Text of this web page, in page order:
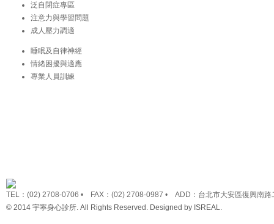
泛自閉症專區
注意力與學習問題
成人壓力調適
睡眠及自律神經
情緒困擾與適應
專業人員訓練
TEL：(02) 2708-0706 • FAX：(02) 2708-0987 • ADD：台北市大安區復興南
© 2014 宇寧身心診所. All Rights Reserved. Designed by ISREAL.